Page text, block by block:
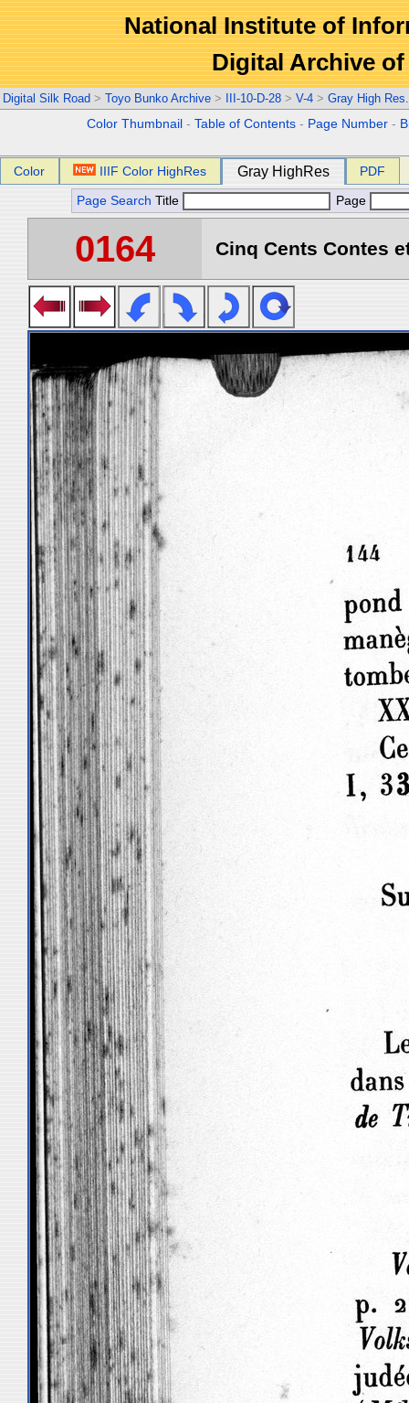
National Institute of
Digital Archive
Digital Silk Road > Toyo Bunko Archive > III-10-D-28 > V-4 > Gray High
Color Thumbnail -Table of Contents - Page Number -
Color IIIF Color HighRes Gray HighRes PDF
Page Search Title Page
0164 Cinq Cents Contes